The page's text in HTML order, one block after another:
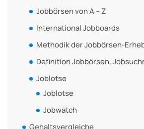
Jobbörsen von A – Z
International Jobboards
Methodik der Jobbörsen-
Definition Jobbörsen,
Joblotse
Joblotse
Jobwatch
Gehaltsvergleiche